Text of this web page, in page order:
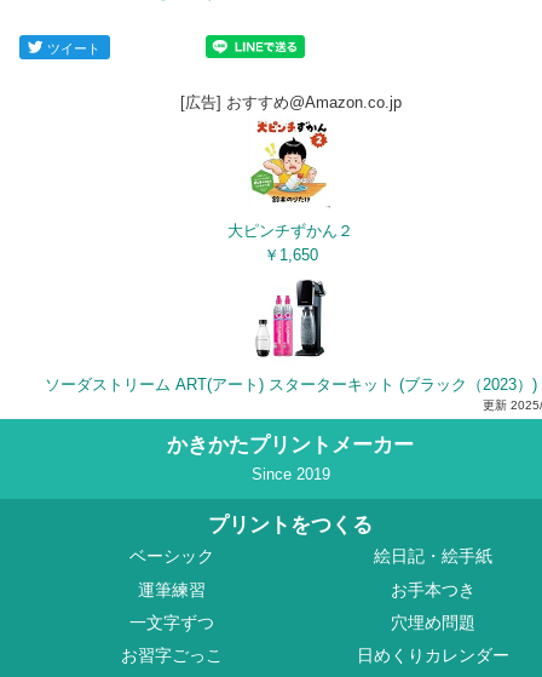
ツイート
[広告] おすすめ@Amazon.co.jp
大ピンチずかん２
￥1,650
ソーダストリーム ART(アート) スターターキット (ブラック（2023）)
更新
かきかたプリントメーカー
Since 2019
プリントをつくる
ベーシック
絵日記・絵手紙
運筆練習
お手本つき
一文字ずつ
穴埋め問題
お習字ごっこ
日めくりカレンダー